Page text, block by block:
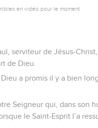
en vidéo pour le moment.
serviteur de Jésus-
de Dieu.
a promis il y a bien
Seigneur qui, dans son
le Saint-Esprit l’a